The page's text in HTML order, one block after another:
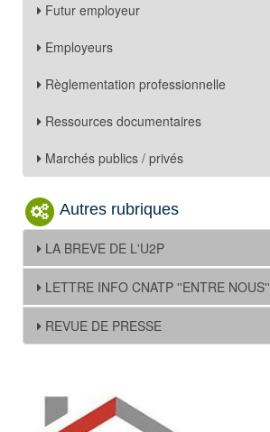
Futur employeur
Employeurs
Règlementation professionnelle
Ressources documentaires
Marchés publics / privés
Autres rubriques
LA BREVE DE L'U2P
LETTRE INFO CNATP ''ENTRE NOUS''
REVUE DE PRESSE